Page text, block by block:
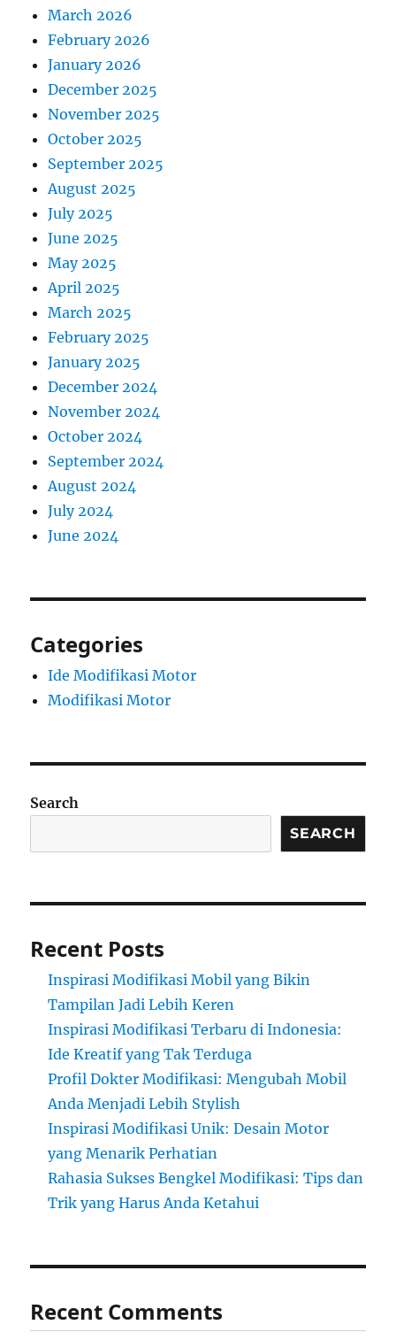
March 2026
February 2026
January 2026
December 2025
November 2025
October 2025
September 2025
August 2025
July 2025
June 2025
May 2025
April 2025
March 2025
February 2025
January 2025
December 2024
November 2024
October 2024
September 2024
August 2024
July 2024
June 2024
Categories
Ide Modifikasi Motor
Modifikasi Motor
Search
SEARCH
Recent Posts
Inspirasi Modifikasi Mobil yang Bikin
Tampilan Jadi Lebih Keren
Inspirasi Modifikasi Terbaru di Indonesia:
Ide Kreatif yang Tak Terduga
Profil Dokter Modifikasi: Mengubah Mobil
Anda Menjadi Lebih Stylish
Inspirasi Modifikasi Unik: Desain Motor
yang Menarik Perhatian
Rahasia Sukses Bengkel Modifikasi: Tips dan
Trik yang Harus Anda Ketahui
Recent Comments